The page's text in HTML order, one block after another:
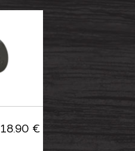
18.90 €